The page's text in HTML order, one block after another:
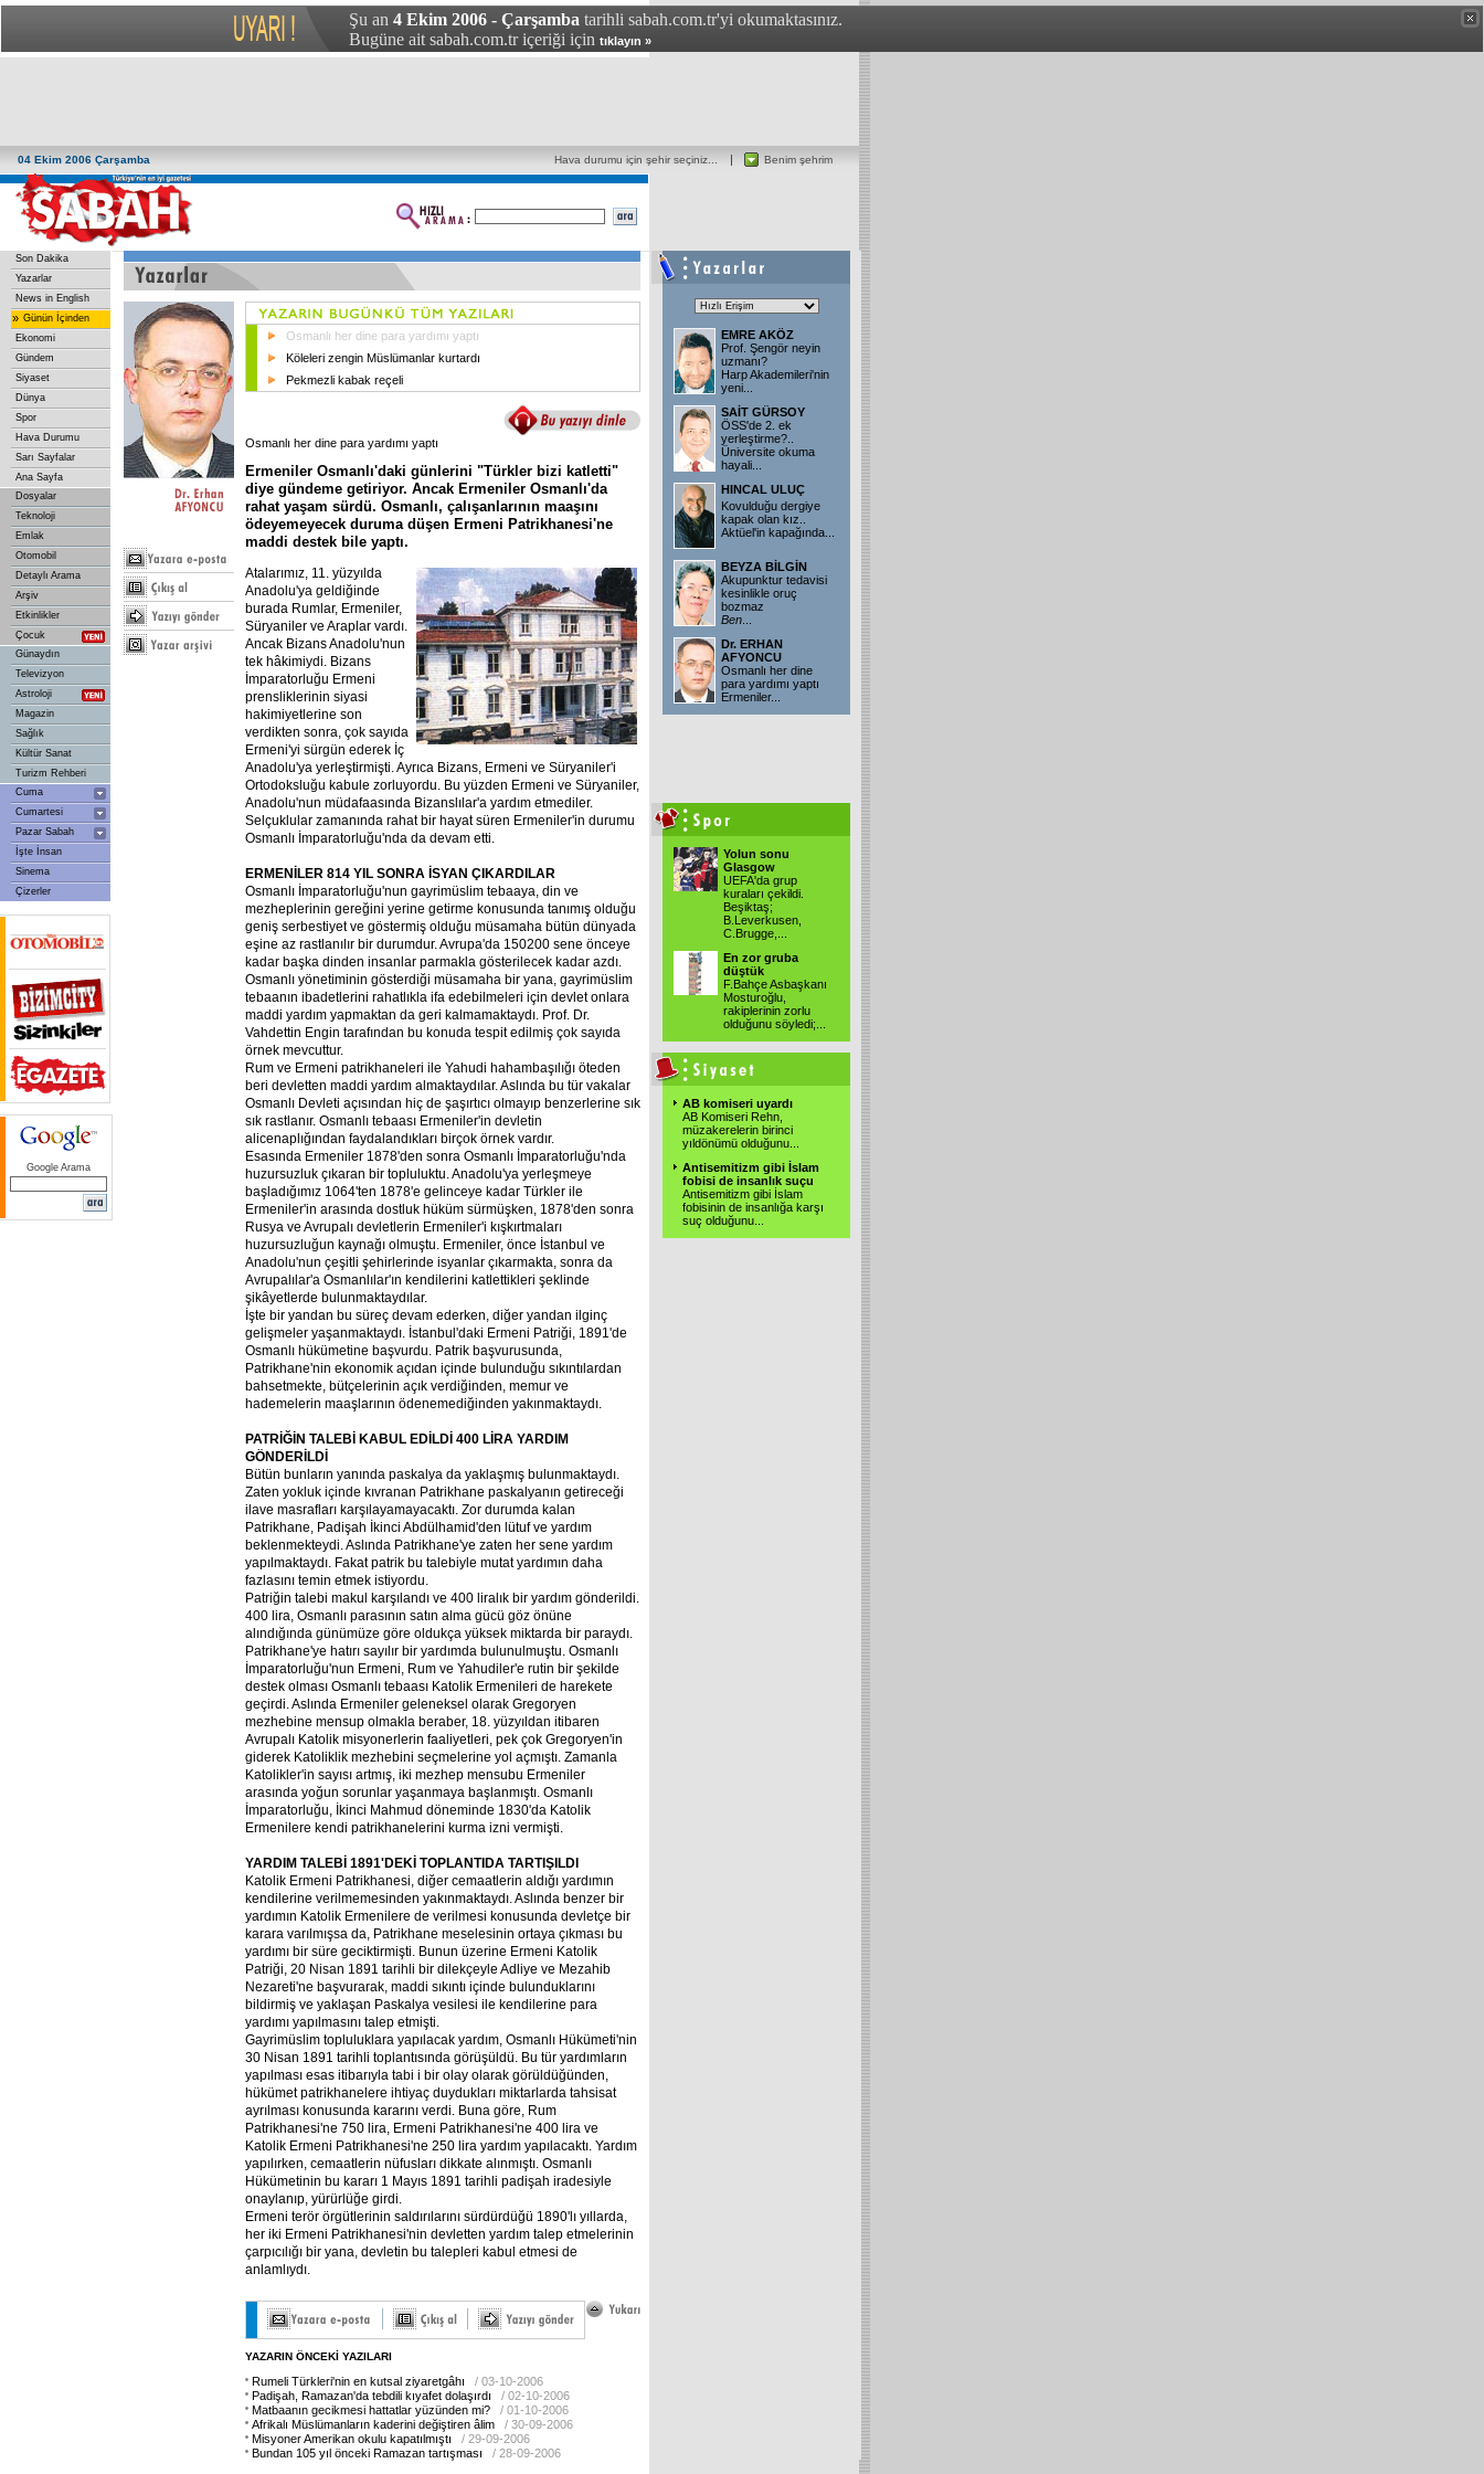
Şu an 4 Ekim 2006 - Çarşamba tarihli sabah.com.tr'yi okumaktasınız.
Bugüne ait sabah.com.tr içeriği için tıklayın »
04 Ekim 2006 Çarşamba Benim şehrim
Hava durumu için şehir seçiniz...
Son Dakika
Yazarlar
News in English
» Günün İçinden
Ekonomi
Gündem
Siyaset
Dünya
Spor
Hava Durumu
Sarı Sayfalar
Ana Sayfa
Dosyalar
Teknoloji
Emlak
Otomobil
Detaylı Arama
Arşiv
Etkinlikler
Çocuk
Günaydın
Televizyon
Astroloji
Magazin
Sağlık
Kültür Sanat
Turizm Rehberi
Cuma
Cumartesi
Pazar Sabah
İşte İnsan
Sinema
Çizerler
Google Arama
Osmanlı her dine para yardımı yaptı
Köleleri zengin Müslümanlar kurtardı
Pekmezli kabak reçeli
Osmanlı her dine para yardımı yaptı
Ermeniler Osmanlı'daki günlerini "Türkler bizi katletti"
diye gündeme getiriyor. Ancak Ermeniler Osmanlı'da
rahat yaşam sürdü. Osmanlı, çalışanlarının maaşını
ödeyemeyecek duruma düşen Ermeni Patrikhanesi'ne
maddi destek bile yaptı.
Atalarımız, 11. yüzyılda
Anadolu'ya geldiğinde
burada Rumlar, Ermeniler,
Süryaniler ve Araplar vardı.
Ancak Bizans Anadolu'nun
tek hâkimiydi. Bizans
İmparatorluğu Ermeni
prensliklerinin siyasi
hakimiyetlerine son
verdikten sonra, çok sayıda
Ermeni'yi sürgün ederek İç
Anadolu'ya yerleştirmişti. Ayrıca Bizans, Ermeni ve Süryaniler'i
Ortodoksluğu kabule zorluyordu. Bu yüzden Ermeni ve Süryaniler,
Anadolu'nun müdafaasında Bizanslılar'a yardım etmediler.
Selçuklular zamanında rahat bir hayat süren Ermeniler'in durumu
Osmanlı İmparatorluğu'nda da devam etti.
ERMENİLER 814 YIL SONRA İSYAN ÇIKARDILAR
Osmanlı İmparatorluğu'nun gayrimüslim tebaaya, din ve
mezheplerinin gereğini yerine getirme konusunda tanımış olduğu
geniş serbestiyet ve göstermiş olduğu müsamaha bütün dünyada
eşine az rastlanılır bir durumdur. Avrupa'da 150200 sene önceye
kadar başka dinden insanlar parmakla gösterilecek kadar azdı.
Osmanlı yönetiminin gösterdiği müsamaha bir yana, gayrimüslim
tebaanın ibadetlerini rahatlıkla ifa edebilmeleri için devlet onlara
maddi yardım yapmaktan da geri kalmamaktaydı. Prof. Dr.
Vahdettin Engin tarafından bu konuda tespit edilmiş çok sayıda
örnek mevcuttur.
Rum ve Ermeni patrikhaneleri ile Yahudi hahambaşılığı öteden
beri devletten maddi yardım almaktaydılar. Aslında bu tür vakalar
Osmanlı Devleti açısından hiç de şaşırtıcı olmayıp benzerlerine sık
sık rastlanır. Osmanlı tebaası Ermeniler'in devletin
alicenaplığından faydalandıkları birçok örnek vardır.
Esasında Ermeniler 1878'den sonra Osmanlı İmparatorluğu'nda
huzursuzluk çıkaran bir topluluktu. Anadolu'ya yerleşmeye
başladığımız 1064'ten 1878'e gelinceye kadar Türkler ile
Ermeniler'in arasında dostluk hüküm sürmüşken, 1878'den sonra
Rusya ve Avrupalı devletlerin Ermeniler'i kışkırtmaları
huzursuzluğun kaynağı olmuştu. Ermeniler, önce İstanbul ve
Anadolu'nun çeşitli şehirlerinde isyanlar çıkarmakta, sonra da
Avrupalılar'a Osmanlılar'ın kendilerini katlettikleri şeklinde
şikâyetlerde bulunmaktaydılar.
İşte bir yandan bu süreç devam ederken, diğer yandan ilginç
gelişmeler yaşanmaktaydı. İstanbul'daki Ermeni Patriği, 1891'de
Osmanlı hükümetine başvurdu. Patrik başvurusunda,
Patrikhane'nin ekonomik açıdan içinde bulunduğu sıkıntılardan
bahsetmekte, bütçelerinin açık verdiğinden, memur ve
hademelerin maaşlarının ödenemediğinden yakınmaktaydı.
PATRİĞİN TALEBİ KABUL EDİLDİ 400 LİRA YARDIM
GÖNDERİLDİ
Bütün bunların yanında paskalya da yaklaşmış bulunmaktaydı.
Zaten yokluk içinde kıvranan Patrikhane paskalyanın getireceği
ilave masrafları karşılayamayacaktı. Zor durumda kalan
Patrikhane, Padişah İkinci Abdülhamid'den lütuf ve yardım
beklenmekteydi. Aslında Patrikhane'ye zaten her sene yardım
yapılmaktaydı. Fakat patrik bu talebiyle mutat yardımın daha
fazlasını temin etmek istiyordu.
Patriğin talebi makul karşılandı ve 400 liralık bir yardım gönderildi.
400 lira, Osmanlı parasının satın alma gücü göz önüne
alındığında günümüze göre oldukça yüksek miktarda bir paraydı.
Patrikhane'ye hatırı sayılır bir yardımda bulunulmuştu. Osmanlı
İmparatorluğu'nun Ermeni, Rum ve Yahudiler'e rutin bir şekilde
destek olması Osmanlı tebaası Katolik Ermenileri de harekete
geçirdi. Aslında Ermeniler geleneksel olarak Gregoryen
mezhebine mensup olmakla beraber, 18. yüzyıldan itibaren
Avrupalı Katolik misyonerlerin faaliyetleri, pek çok Gregoryen'in
giderek Katoliklik mezhebini seçmelerine yol açmıştı. Zamanla
Katolikler'in sayısı artmış, iki mezhep mensubu Ermeniler
arasında yoğun sorunlar yaşanmaya başlanmıştı. Osmanlı
İmparatorluğu, İkinci Mahmud döneminde 1830'da Katolik
Ermenilere kendi patrikhanelerini kurma izni vermişti.
YARDIM TALEBİ 1891'DEKİ TOPLANTIDA TARTIŞILDI
Katolik Ermeni Patrikhanesi, diğer cemaatlerin aldığı yardımın
kendilerine verilmemesinden yakınmaktaydı. Aslında benzer bir
yardımın Katolik Ermenilere de verilmesi konusunda devletçe bir
karara varılmışsa da, Patrikhane meselesinin ortaya çıkması bu
yardımı bir süre geciktirmişti. Bunun üzerine Ermeni Katolik
Patriği, 20 Nisan 1891 tarihli bir dilekçeyle Adliye ve Mezahib
Nezareti'ne başvurarak, maddi sıkıntı içinde bulunduklarını
bildirmiş ve yaklaşan Paskalya vesilesi ile kendilerine para
yardımı yapılmasını talep etmişti.
Gayrimüslim topluluklara yapılacak yardım, Osmanlı Hükümeti'nin
30 Nisan 1891 tarihli toplantısında görüşüldü. Bu tür yardımların
yapılması esas itibarıyla tabi i bir olay olarak görüldüğünden,
hükümet patrikhanelere ihtiyaç duydukları miktarlarda tahsisat
ayrılması konusunda kararını verdi. Buna göre, Rum
Patrikhanesi'ne 750 lira, Ermeni Patrikhanesi'ne 400 lira ve
Katolik Ermeni Patrikhanesi'ne 250 lira yardım yapılacaktı. Yardım
yapılırken, cemaatlerin nüfusları dikkate alınmıştı. Osmanlı
Hükümetinin bu kararı 1 Mayıs 1891 tarihli padişah iradesiyle
onaylanıp, yürürlüğe girdi.
Ermeni terör örgütlerinin saldırılarını sürdürdüğü 1890'lı yıllarda,
her iki Ermeni Patrikhanesi'nin devletten yardım talep etmelerinin
çarpıcılığı bir yana, devletin bu talepleri kabul etmesi de
anlamlıydı.
YAZARIN ÖNCEKİ YAZILARI
Rumeli Türkleri'nin en kutsal ziyaretgâhı
/ 03-10-2006
Padişah, Ramazan'da tebdili kıyafet dolaşırdı
/ 02-10-2006
Matbaanın gecikmesi hattatlar yüzünden mi?
/ 01-10-2006
Afrikalı Müslümanların kaderini değiştiren âlim
/ 30-09-2006
Misyoner Amerikan okulu kapatılmıştı
/ 29-09-2006
Bundan 105 yıl önceki Ramazan tartışması
/ 28-09-2006
EMRE AKÖZ
Prof. Şengör neyin
uzmanı?
Harp Akademileri'nin
yeni...
SAİT GÜRSOY
ÖSS'de 2. ek
yerleştirme?..
Üniversite okuma
hayali...
HINCAL ULUÇ
Kovulduğu dergiye
kapak olan kız..
Aktüel'in kapağında...
BEYZA BİLGİN
Akupunktur tedavisi
kesinlikle oruç
bozmaz
Ben
Dr. ERHAN
AFYONCU
Osmanlı her dine
para yardımı yaptı
Ermeniler...
Yolun sonu
Glasgow
UEFA'da grup
kuraları çekildi.
Beşiktaş;
B.Leverkusen,
C.Brugge,...
En zor gruba
düştük
F.Bahçe Asbaşkanı
Mosturoğlu,
rakiplerinin zorlu
olduğunu söyledi;...
AB komiseri uyardı
AB Komiseri Rehn,
müzakerelerin birinci
yıldönümü olduğunu...
Antisemitizm gibi İslam
fobisi de insanlık suçu
Antisemitizm gibi İslam
fobisinin de insanlığa karşı
suç olduğunu...